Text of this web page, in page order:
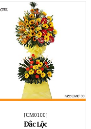
[CM0100]
Đắc Lộc